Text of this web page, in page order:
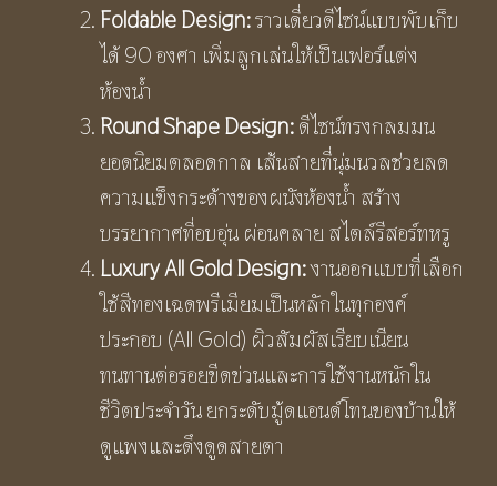
Foldable Design:ราวเดี่ยวดีไซน์แบบพับเก็บ
ได้ 90 องศา เพิ่มลูกเล่นให้เป็นเฟอร์แต่ง
ห้องน้ำ
Round Shape Design:ดีไซน์ทรงกลมมน
ยอดนิยมตลอดกาล เส้นสายที่นุ่มนวลช่วยลด
ความแข็งกระด้างของผนังห้องน้ำ สร้าง
บรรยากาศที่อบอุ่น ผ่อนคลาย สไตล์รีสอร์ทหรู
Luxury All Gold Design:งานออกแบบที่เลือก
ใช้สีทองเฉดพรีเมียมเป็นหลักในทุกองค์
ประกอบ (All Gold) ผิวสัมผัสเรียบเนียน
ทนทานต่อรอยขีดข่วนและการใช้งานหนักใน
ชีวิตประจำวัน ยกระดับมู้ดแอนด์โทนของบ้านให้
ดูแพงและดึงดูดสายตา